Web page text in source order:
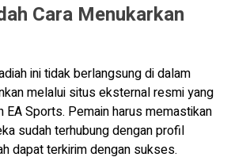
Cara Menukarkan
ini tidak berlangsung di dalam
melalui situs eksternal resmi yang
EA Sports. Pemain harus memastikan
sudah terhubung dengan profil
dapat terkirim dengan sukses.